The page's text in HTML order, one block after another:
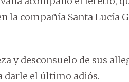
la compañía Santa Lucía
y desconsuelo de sus
darle el último adiós.